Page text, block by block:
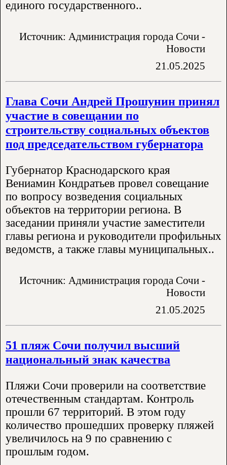
единого государственного..
Источник: Администрация города Сочи -
Новости
21.05.2025
Глава Сочи Андрей Прошунин принял
участие в совещании по
строительству социальных объектов
под председательством губернатора
Губернатор Краснодарского края
Вениамин Кондратьев провел совещание
по вопросу возведения социальных
объектов на территории региона. В
заседании приняли участие заместители
главы региона и руководители профильных
ведомств, а также главы муниципальных..
Источник: Администрация города Сочи -
Новости
21.05.2025
51 пляж Сочи получил высший
национальный знак качества
Пляжи Сочи проверили на соответствие
отечественным стандартам. Контроль
прошли 67 территорий. В этом году
количество прошедших проверку пляжей
увеличилось на 9 по сравнению с
прошлым годом.